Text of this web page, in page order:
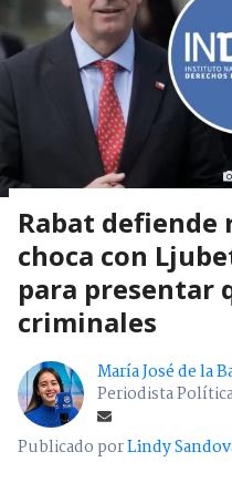
Rabat defiende
choca con
para presentar
criminales
María José de la
Periodista
Publicado porLindy